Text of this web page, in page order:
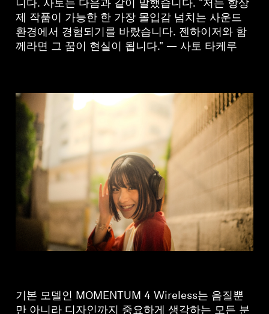
니다. 사토는 다음과 같이 말했습니다. "저는 항상
제 작품이 가능한 한 가장 몰입감 넘치는 사운드
환경에서 경험되기를 바랐습니다. 젠하이저와 함
께라면 그 꿈이 현실이 됩니다." — 사토 타케루
기본 모델인 MOMENTUM 4 Wireless는 음질뿐
만 아니라 디자인까지 중요하게 생각하는 모든 분